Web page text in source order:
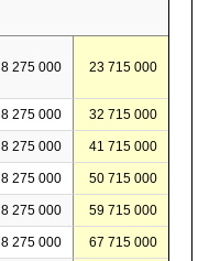
8 275 000 23 715 000
8 275 000 32 715 000
8 275 000 41 715 000
8 275 000 50 715 000
8 275 000 59 715 000
8 275 000 67 715 000